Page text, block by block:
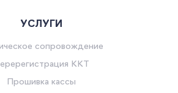
УСЛУГИ
сопровождение
ККТ
Прошивка кассы